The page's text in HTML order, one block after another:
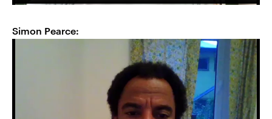
Simon Pearce: